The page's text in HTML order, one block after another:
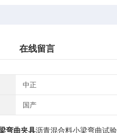
在线留言
中正
国产
弯曲夹具沥青混合料小梁弯曲试